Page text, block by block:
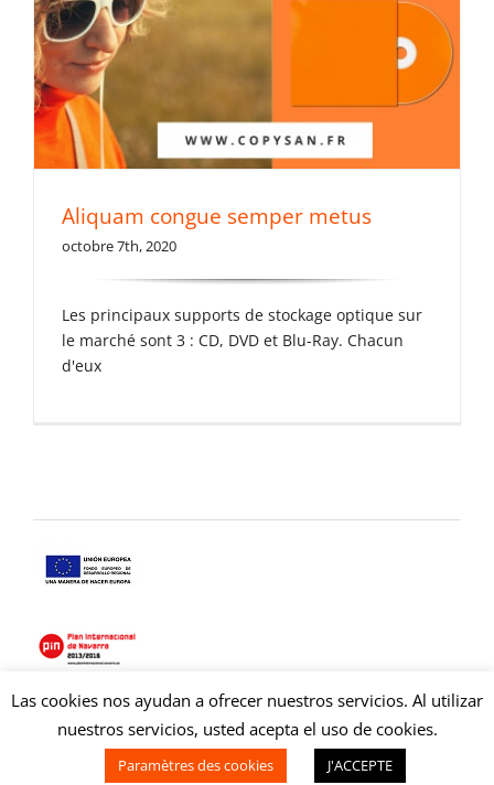
Aliquam congue semper metus
octobre 7th, 2020
Les principaux supports de stockage optique sur
le marché sont 3 : CD, DVD et Blu-Ray. Chacun
d'eux
Copyright © 2021 Copysan. Tous droits réservés
duplicacion cd.
Las cookies nos ayudan a ofrecer nuestros servicios. Al utilizar
nuestros servicios, usted acepta el uso de cookies.
Paramètres des cookies J'ACCEPTE